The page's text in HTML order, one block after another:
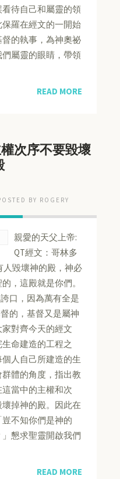
待自己和屬靈的領
羅在經文的一開始
的執事，為神奧祕
屬靈的眼睛，帶領
READ MORE
次序不要毀壞
BY ROGERY
親愛的天父上帝:
QT經文：哥林多
人毀壞神的殿，神必
，這殿就是你們。
口，因為萬有全是
的，基督又是屬神
對齊今天的經文
命建造的工程之
人自己所建造的生
體的角度，指出教
當中的主權和次
掉神的殿。因此在
不知你們是神的
懇求聖靈開啟我們
READ MORE